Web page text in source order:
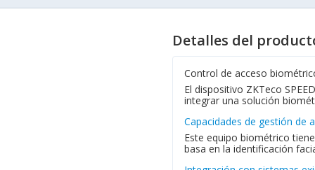
Detalles del
Control de acceso
El dispositivo ZKTeco
integrar una solución
Capacidades de gestión de
Este equipo biométrico
basa en la identificación